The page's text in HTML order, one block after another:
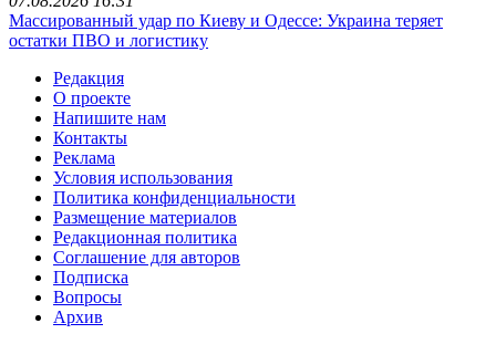
Массированный удар по Киеву и Одессе: Украина теряет
остатки ПВО и логистику
Редакция
О проекте
Напишите нам
Контакты
Реклама
Условия использования
Политика конфиденциальности
Размещение материалов
Редакционная политика
Соглашение для авторов
Подписка
Вопросы
Архив